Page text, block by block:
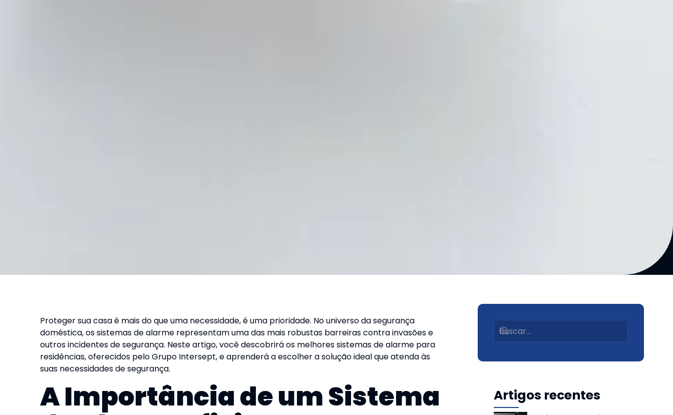
Proteger sua casa é mais do que uma necessidade, é uma prioridade. No universo da segurança
doméstica, os sistemas de alarme representam uma das mais robustas barreiras contra invasões e
outros incidentes de segurança. Neste artigo, você descobrirá os melhores sistemas de alarme para
residências, oferecidos pelo Grupo Intersept, e aprenderá a escolher a solução ideal que atenda às
suas necessidades de segurança.
A Importância de um Sistema Artigos recentes